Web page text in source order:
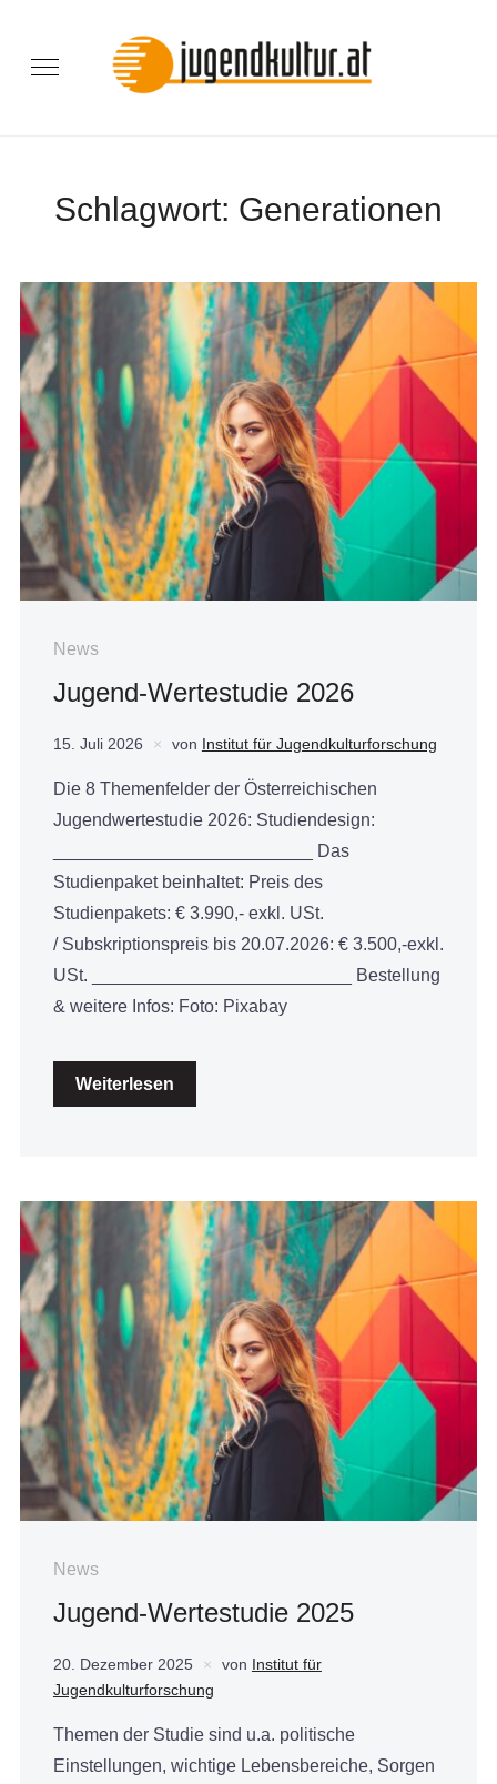
Schlagwort: Generationen
News
Jugend-Wertestudie 2026
15. Juli 2026 von Institut für Jugendkulturforschung
Die 8 Themenfelder der Österreichischen
Jugendwertestudie 2026: Studiendesign:
__________________________ Das
Studienpaket beinhaltet: Preis des
Studienpakets: € 3.990,- exkl. USt.
/ Subskriptionspreis bis 20.07.2026: € 3.500,-exkl.
USt. __________________________ Bestellung
& weitere Infos: Foto: Pixabay
Weiterlesen
News
Jugend-Wertestudie 2025
20. Dezember 2025 von Institut für
Jugendkulturforschung
Themen der Studie sind u.a. politische
Einstellungen, wichtige Lebensbereiche, Sorgen